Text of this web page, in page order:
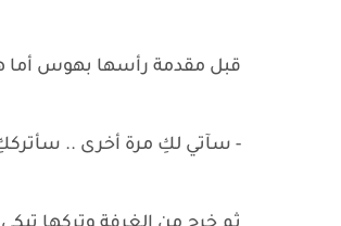
قبل مقدمة رأسها بهوس أما
- سآتي لكِ مرة أخرى .. سأترككِ